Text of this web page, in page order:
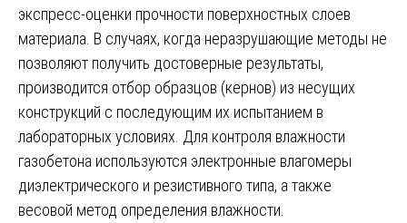
экспресс-оценки прочности поверхностных слоев
материала. В случаях, когда неразрушающие методы не
позволяют получить достоверные результаты,
производится отбор образцов (кернов) из несущих
конструкций с последующим их испытанием в
лабораторных условиях. Для контроля влажности
газобетона используются электронные влагомеры
диэлектрического и резистивного типа, а также
весовой метод определения влажности.